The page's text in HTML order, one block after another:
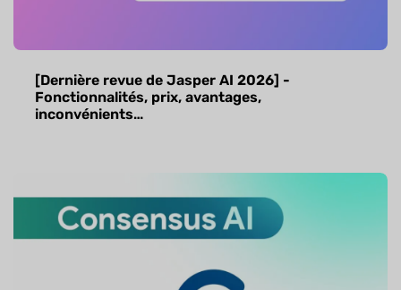
[Dernière revue de Jasper AI 2026] -
Fonctionnalités, prix, avantages,
inconvénients…